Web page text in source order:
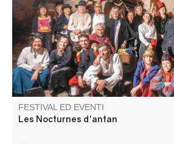
Un'esperienza unica nel cuore del
fortificazioni del villaggio, che farà la
piccini!
FESTIVAL ED EVENTI
Les Nocturnes d'antan